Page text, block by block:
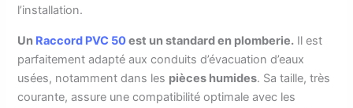
l’installation.
Un Raccord PVC 50est un standard en plomberie. Il est
parfaitement adapté aux conduits d’évacuation d’eaux
usées, notamment dans les pièces humides. Sa taille, très
courante, assure une compatibilité optimale avec les